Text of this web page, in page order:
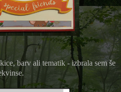
barv ali tematik - izbrala sem še